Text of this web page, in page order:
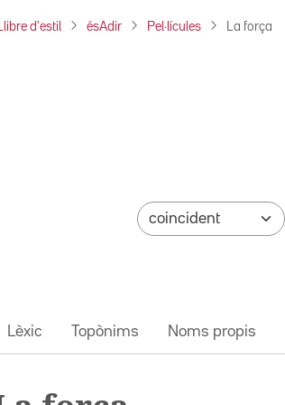
Llibre d'estil ésAdir Pel·lícules La força
Lèxic Topònims Noms propis